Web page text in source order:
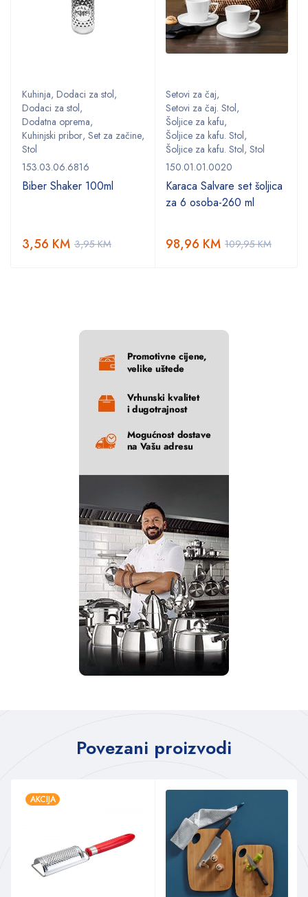
Kuhinja, Dodaci za stol,
Dodaci za stol,
Dodatna oprema,
Kuhinjski pribor, Set za začine,
Stol
153.03.06.6816
Biber Shaker 100ml
3,95KM
3,56 KM
Setovi za čaj,
Setovi za čaj. Stol,
Šoljice za kafu,
Šoljice za kafu. Stol,
Šoljice za kafu. Stol, Stol
150.01.01.0020
Karaca Salvare set šoljica
za 6 osoba-260 ml
109,95KM
98,96 KM
Povezani proizvodi
AKCIJA